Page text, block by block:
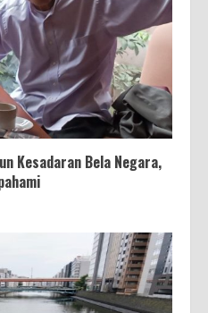
Kesadaran Bela Negara,